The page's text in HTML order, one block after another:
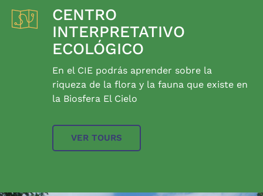
CENTRO
INTERPRETATIVO
ECOLÓGICO
En el CIE podrás aprender sobre la
riqueza de la flora y la fauna que existe en
la Biosfera El Cielo
VER TOURS